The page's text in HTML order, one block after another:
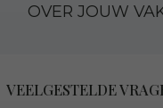
OVER JOUW
VEELGESTELDE